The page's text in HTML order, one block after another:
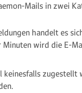
Mails in zwei
handelt es
wird die E-
keinesfalls zugestellt